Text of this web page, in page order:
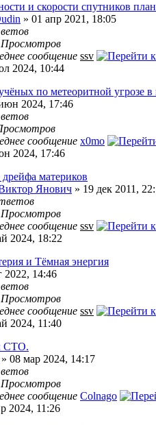
и скорости спутников
» 01 апр 2021, 18:05
Просмотров
сообщение ssv
2024, 10:44
по метеоритной угрозе
2024, 17:46
сообщение x0mo
2024, 17:46
материков
Янович » 19 дек 2011,
Просмотров
сообщение ssv
2024, 18:22
и Тёмная энергия
2022, 14:46
Просмотров
сообщение ssv
2024, 11:40
СТО.
» 08 мар 2024, 14:17
Просмотров
сообщение Colnago
2024, 11:26